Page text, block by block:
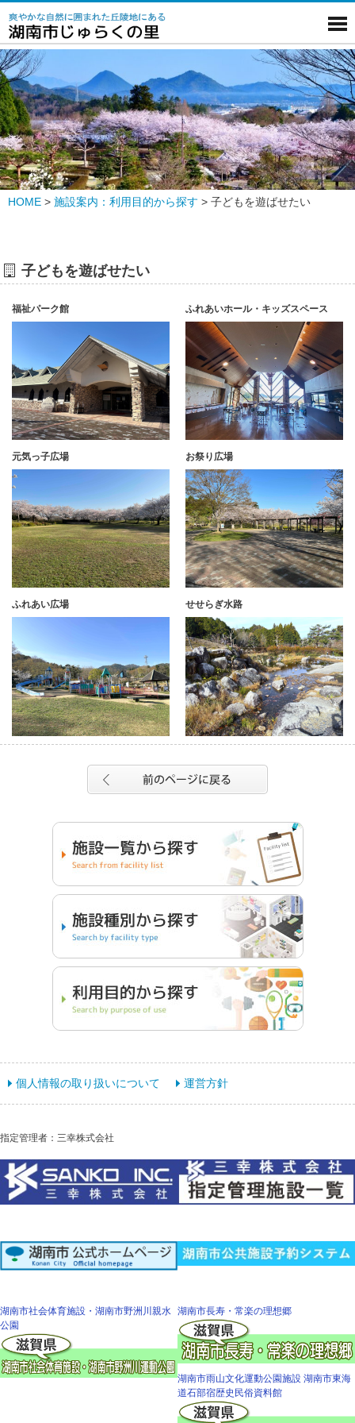
HOME > 施設案内：利用目的から探す > 子どもを遊ばせたい
子どもを遊ばせたい
福祉パーク館 ふれあいホール・キッズスペース
元気っ子広場 お祭り広場
ふれあい広場 せせらぎ水路
個人情報の取り扱いについて 運営方針
指定管理者：三幸株式会社